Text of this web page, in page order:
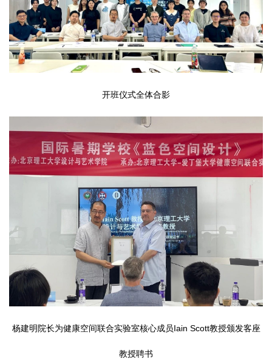
开班仪式全体合影
杨建明院长为健康空间联合实验室核心成员Iain Scott教授颁发客座
教授聘书